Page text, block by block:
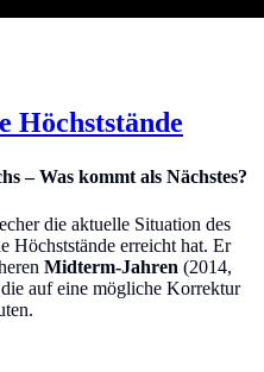
Höchststände
– Was kommt als Nächstes?
die aktuelle Situation des
Höchststände erreicht hat. Er
Midterm-Jahren (2014,
auf eine mögliche Korrektur